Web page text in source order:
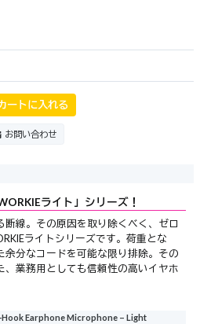
ートに入れる
お問い合わせ
ライト」シリーズ！
線。その原因を取り除くべく、ゼロ
ライトシリーズです。荷重とな
余分なコードを可能な限り排除。その
業務用としても信頼性の高いイヤホ
Earphone Microphone – Light